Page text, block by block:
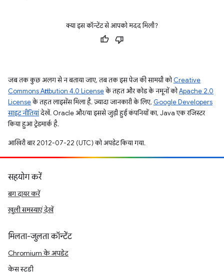
क्या इस कॉन्टेंट से आपको मदद मिली?
जब तक कुछ अलग से न बताया जाए, तब तक इस पेज की सामग्री कोCreative
Commons Attribution 4.0 Licenseके तहत और कोड के नमूनों कोApache 2.0
Licenseके तहत लाइसेंस मिला है. ज़्यादा जानकारी के लिए, Google Developers
साइट नीतियांदेखें. Oracle और/या इससे जुड़ी हुई कंपनियों का, Java एक रजिस्टर
किया हुआ ट्रेडमार्क है.
आखिरी बार 2012-07-22 (UTC) को अपडेट किया गया.
सहयोग करें
बग दायर करें
खुली समस्याएं देखें
मिलता-जुलता कॉन्टेंट
Chromium के अपडेट
केस स्टडी